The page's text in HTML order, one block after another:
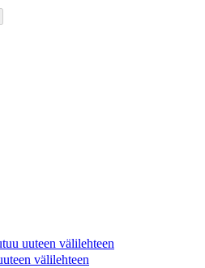
uuteen välilehteen
välilehteen